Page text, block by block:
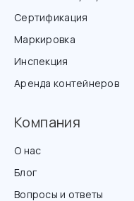
Сертификация
Маркировка
Инспекция
Аренда контейнеров
Компания
О нас
Блог
Вопросы и ответы